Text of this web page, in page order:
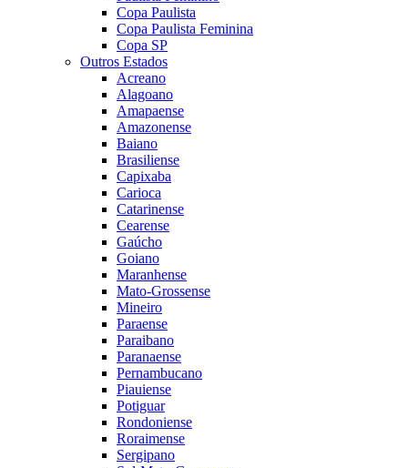
Copa Paulista
Copa Paulista Feminina
Copa SP
Outros Estados
Acreano
Alagoano
Amapaense
Amazonense
Baiano
Brasiliense
Capixaba
Carioca
Catarinense
Cearense
Gaúcho
Goiano
Maranhense
Mato-Grossense
Mineiro
Paraense
Paraibano
Paranaense
Pernambucano
Piauiense
Potiguar
Rondoniense
Roraimense
Sergipano